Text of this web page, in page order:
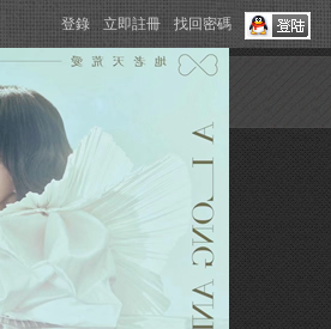
登錄 立即註冊 找回密碼